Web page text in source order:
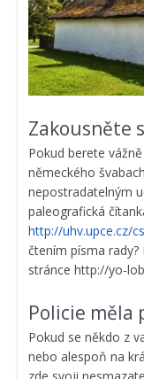
Zakousněte
Pokud berete
německého
nepostradatelným
paleografická
http://uhv.upce.cz/
čtením písma
stránce http://yo-
Policie měla
Pokud se někdo z
nebo alespoň na